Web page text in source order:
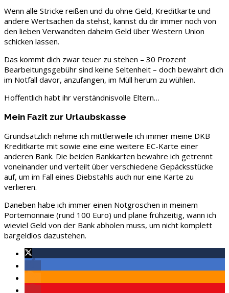
Wenn alle Stricke reißen und du ohne Geld, Kreditkarte und
andere Wertsachen da stehst, kannst du dir immer noch von
den lieben Verwandten daheim Geld über Western Union
schicken lassen.
Das kommt dich zwar teuer zu stehen – 30 Prozent
Bearbeitungsgebühr sind keine Seltenheit – doch bewahrt dich
im Notfall davor, anzufangen, im Müll herum zu wühlen.
Hoffentlich habt ihr verständnisvolle Eltern…
Mein Fazit zur Urlaubskasse
Grundsätzlich nehme ich mittlerweile ich immer meine DKB
Kreditkarte mit sowie eine eine weitere EC-Karte einer
anderen Bank. Die beiden Bankkarten bewahre ich getrennt
voneinander und verteilt über verschiedene Gepäcksstücke
auf, um im Fall eines Diebstahls auch nur eine Karte zu
verlieren.
Daneben habe ich immer einen Notgroschen in meinem
Portemonnaie (rund 100 Euro) und plane frühzeitig, wann ich
wieviel Geld von der Bank abholen muss, um nicht komplett
bargeldlos dazustehen.